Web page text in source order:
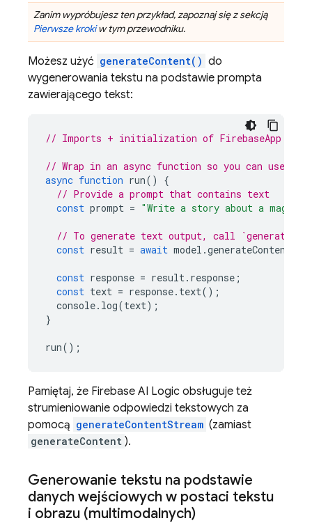
Zanim wypróbujesz ten przykład, zapoznaj się z sekcją
Pierwsze krokiw tym przewodniku.
Możesz użyć generateContent() do
wygenerowania tekstu na podstawie prompta
zawierającego tekst:
// Imports + initialization of FirebaseApp and
// Wrap in an async function so you can use
async function run()
{
// Provide a prompt that contains text
const prompt = "Write a story about a magic
// To generate text output, call
const result = await model .generateContent
const response = result. response ;
const text = response. text();
console. log(text);
}
run();
Pamiętaj, że Firebase AI Logic obsługuje też
strumieniowanie odpowiedzi tekstowych za
pomocą generateContentStream (zamiast
generateContent ).
Generowanie tekstu na podstawie
danych wejściowych w postaci tekstu
i obrazu (multimodalnych)